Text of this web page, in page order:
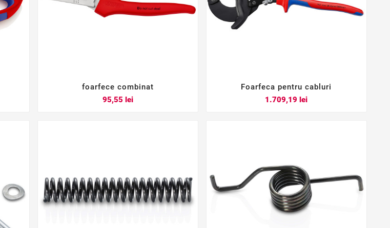

foarfece combinat
95,55 leiPret   
Foarfeca pentru cabluri
1.709,19 leiPret